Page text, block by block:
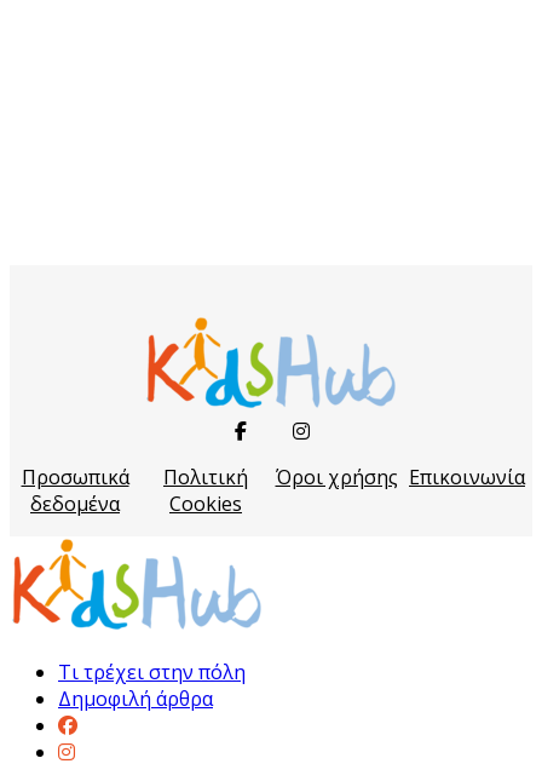
Προσωπικά
δεδομένα
Πολιτική
Cookies
Όροι χρήσης Επικοινωνία
Τι τρέχει στην πόλη
Δημοφιλή άρθρα